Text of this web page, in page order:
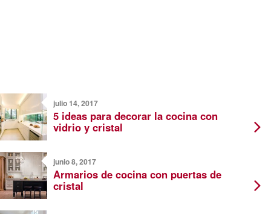
julio 14, 2017
5 ideas para decorar la cocina con
vidrio y cristal
junio 8, 2017
Armarios de cocina con puertas de
cristal